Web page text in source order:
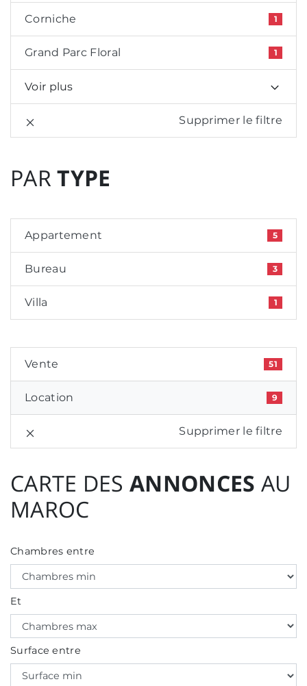
Corniche 1
Grand Parc Floral 1
Voir plus
Supprimer le filtre
PARTYPE
Appartement 5
Bureau 3
Villa 1
Vente 51
Location 9
Supprimer le filtre
CARTE DES ANNONCES AU
MAROC
Chambres entre
Et
Surface entre